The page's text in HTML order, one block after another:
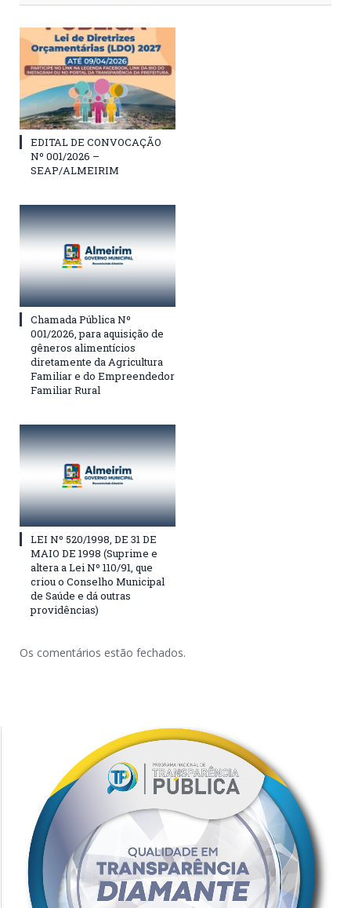
EDITAL DE CONVOCAÇÃO
Nº 001/2026 –
SEAP/ALMEIRIM
Chamada Pública Nº
001/2026, para aquisição de
gêneros alimentícios
diretamente da Agricultura
Familiar e do Empreendedor
Familiar Rural
LEI Nº 520/1998, DE 31 DE
MAIO DE 1998 (Suprime e
altera a Lei Nº 110/91, que
criou o Conselho Municipal
de Saúde e dá outras
providências)
Os comentários estão fechados.